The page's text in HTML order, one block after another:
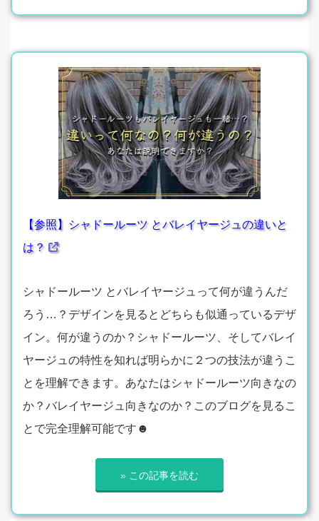
【参照】シャドールーツ とバレイヤージュの違いと
は？
シャドールーツ とバレイヤージュって何が違うんだ
ろう…？デザインを見るとどちらも似通っているデザ
イン。何が違うのか？シャドールーツ、そしてバレイ
ヤージュの特性を知れば明らかに２つの技法が違うこ
とを理解できます。あなたはシャドールーツ向きなの
か？バレイヤージュ向きなのか？このブログを見るこ
とで完全理解可能です☻
» この記事を読む